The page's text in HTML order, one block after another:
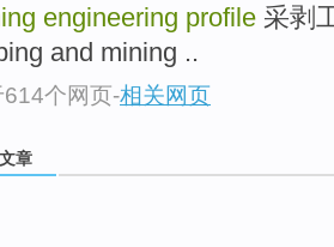
engineering profile 采剥
and mining ..
614个网页-相关网页
章